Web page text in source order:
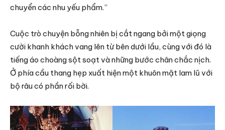
chuyển các nhu yếu phẩm.”
Cuộc trò chuyện bỗng nhiên bị cắt ngang bởi một giọng
cười khanh khách vang lên từ bên dưới lầu, cùng với đó là
tiếng áo choàng sột soạt và những bước chân chắc nịch.
Ở phía cầu thang hẹp xuất hiện một khuôn mặt lam lũ với
bộ râu có phần rối bời.